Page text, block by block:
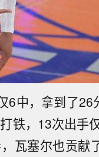
中，拿到了26
铁，13次出手
瓦塞尔也贡献